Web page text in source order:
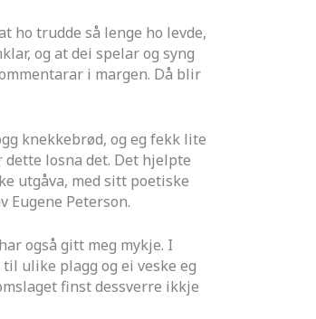
ho trudde så lenge ho levde,
og at dei spelar og syng
i margen. Då blir
knekkebrød, og eg fekk lite
dette losna det. Det hjelpte
utgåva, med sitt poetiske
Eugene Peterson.
også gitt meg mykje. I
ulike plagg og ei veske eg
finst dessverre ikkje